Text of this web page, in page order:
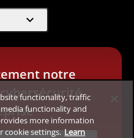
expand_more
notre
functionality, traffic
functionality and
more information
cookie settings. Learn